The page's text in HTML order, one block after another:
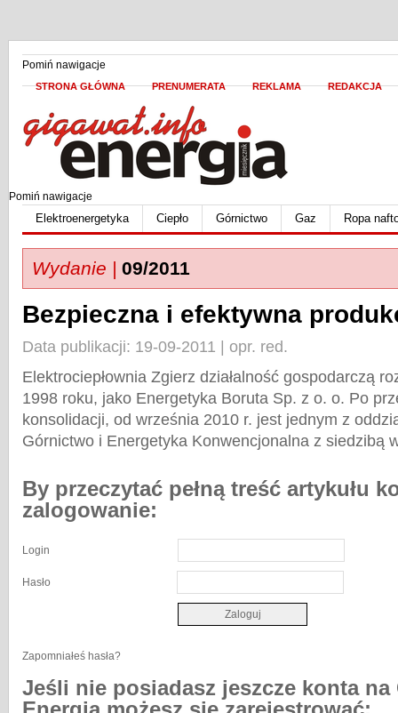
Pomiń nawigacje
STRONA GŁÓWNA PRENUMERATA REKLAMA REDAKCJA
Pomiń nawigacje
Elektroenergetyka Ciepło Górnictwo Gaz Ropa
Wydanie | 09/2011
Bezpieczna i efektywna
Data publikacji: 19-09-2011 | opr. red.
Elektrociepłownia Zgierz działalność gospodarczą
1998 roku, jako Energetyka Boruta Sp. z o. o. Po
konsolidacji, od września 2010 r. jest jednym z
Górnictwo i Energetyka Konwencjonalna z siedzibą
By przeczytać pełną treść artykułu
zalogowanie:
Login
Hasło
Zapomniałeś hasła?
Jeśli nie posiadasz jeszcze konta na